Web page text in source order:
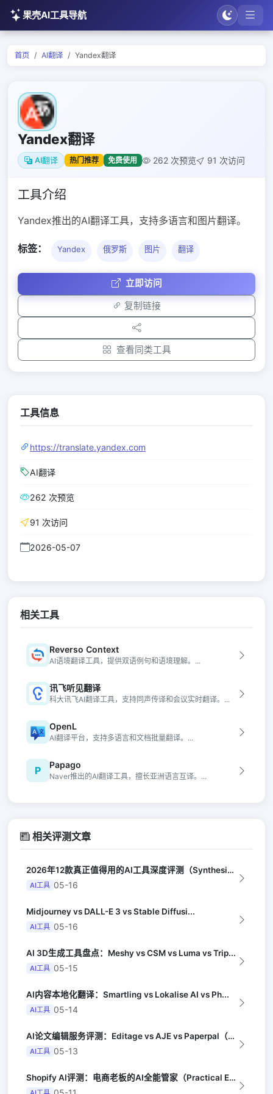
果壳AI工具导航
首页 AI翻译 Yandex翻译
Yandex翻译
AI翻译 热门推荐 免费使用 262 次预览 91 次访问
工具介绍
Yandex推出的AI翻译工具，支持多语言和图片翻译。
标签： Yandex 俄罗斯 图片 翻译
立即访问
复制链接
查看同类工具
工具信息
https://translate.yandex.com
AI翻译
262 次预览
91 次访问
2026-05-07
相关工具
Reverso Context
AI语境翻译工具，提供双语例句和语境理解。...
讯飞听见翻译
科大讯飞AI翻译工具，支持同声传译和会议实时翻译。...
OpenL
AI翻译平台，支持多语言和文档批量翻译。...
P Papago
Naver推出的AI翻译工具，擅长亚洲语言互译。...
相关评测文章
2026年12款真正值得用的AI工具深度评测（Synthesia评选）
AI工具 05-16
Midjourney vs DALL-E 3 vs Stable Diffusi...
AI工具 05-16
AI 3D生成工具盘点：Meshy vs CSM vs Luma vs Trip...
AI工具 05-15
AI内容本地化翻译：Smartling vs Lokalise AI vs Ph...
AI工具 05-14
AI论文编辑服务评测：Editage vs AJE vs Paperpal（Na...
AI工具 05-13
Shopify AI评测：电商老板的AI全能管家（Practical Ecomm...